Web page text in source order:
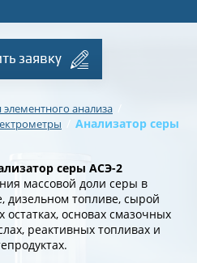
заявку
анализа
Анализатор серы
серы АСЭ-2
массовой доли серы в
дизельном топливе, сырой
основах смазочных
реактивных топливах и